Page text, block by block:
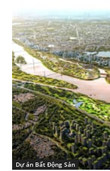
Dự án Bất Động Sản